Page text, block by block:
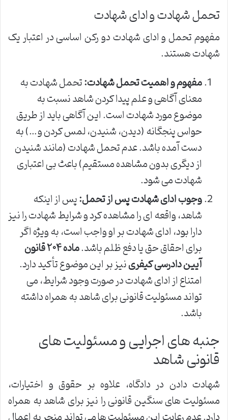
تحمل شهادت و ادای شهادت
مفهوم تحمل و ادای شهادت دو رکن اساسی در اعتبار یک
شهادت هستند.
مفهوم و اهمیت تحمل شهادت:تحمل شهادت به
معنای آگاهی و علم پیدا کردن شاهد نسبت به
موضوع مورد شهادت است. این آگاهی باید از طریق
حواس پنجگانه (دیدن، شنیدن، لمس کردن و…) به
دست آمده باشد. عدم تحمل شهادت (مانند شنیدن
از دیگری بدون مشاهده مستقیم) باعث بی اعتباری
شهادت می شود.
وجوب ادای شهادت پس از تحمل:پس از اینکه
شاهد، واقعه ای را مشاهده کرد و شرایط شهادت را نیز
دارا بود، ادای شهادت بر او واجب است، به ویژه اگر
برای احقاق حق یا دفع ظلم باشد.
ماده ۲۰۴ قانون
آیین دادرسی کیفرینیز بر این موضوع تأکید دارد.
امتناع از ادای شهادت در صورت وجود شرایط، می
تواند مسئولیت قانونی برای شاهد به همراه داشته
باشد.
جنبه های اجرایی و مسئولیت های
قانونی شاهد
شهادت دادن در دادگاه، علاوه بر حقوق و اختیارات،
مسئولیت های سنگین قانونی را نیز برای شاهد به همراه